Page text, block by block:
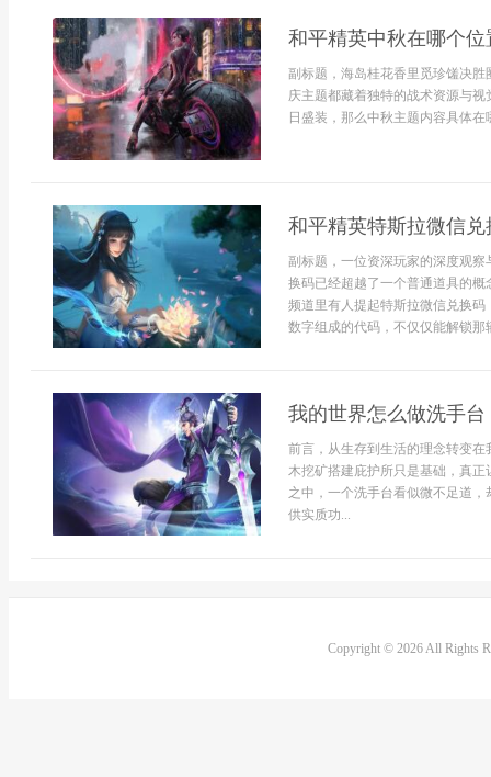
和平精英中秋在哪个
副标题，海岛桂花香里觅珍馐决
庆主题都藏着独特的战术资源与
日盛装，那么中秋主题内容具体
和平精英特斯拉微信
副标题，一位资深玩家的深度观
换码已经超越了一个普通道具的
频道里有人提起特斯拉微信兑换
数字组成的代码，不仅仅能解锁那
我的世界怎么做洗手
前言，从生存到生活的理念转变
木挖矿搭建庇护所只是基础，真
之中，一个洗手台看似微不足道
供实质功...
Copyright © 2026 All Rights